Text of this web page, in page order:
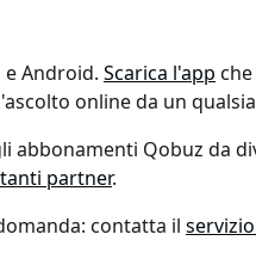
e Android. Scarica l'app
online da un
abbonamenti Qobuz da
partner.
contatta il